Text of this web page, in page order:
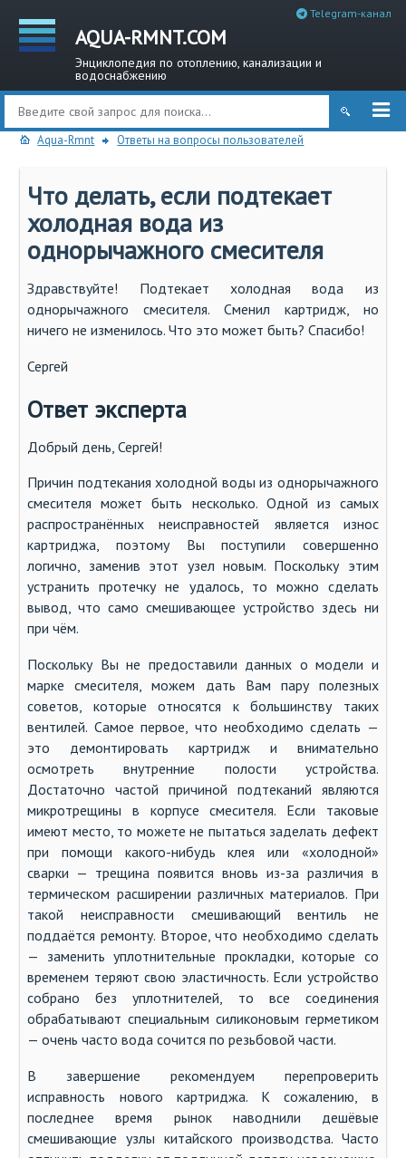
AQUA-RMNT.COM
Энциклопедия по отоплению, канализации и
водоснабжению
Telegram-канал
Aqua-Rmnt Ответы на вопросы пользователей
Что делать, если подтекает
холодная вода из
однорычажного смесителя
Здравствуйте! Подтекает холодная вода из
однорычажного смесителя. Сменил картридж, но
ничего не изменилось. Что это может быть? Спасибо!
Сергей
Ответ эксперта
Добрый день, Сергей!
Причин подтекания холодной воды из однорычажного
смесителя может быть несколько. Одной из самых
распространённых неисправностей является износ
картриджа, поэтому Вы поступили совершенно
логично, заменив этот узел новым. Поскольку этим
устранить протечку не удалось, то можно сделать
вывод, что само смешивающее устройство здесь ни
при чём.
Поскольку Вы не предоставили данных о модели и
марке смесителя, можем дать Вам пару полезных
советов, которые относятся к большинству таких
вентилей. Самое первое, что необходимо сделать —
это демонтировать картридж и внимательно
осмотреть внутренние полости устройства.
Достаточно частой причиной подтеканий являются
микротрещины в корпусе смесителя. Если таковые
имеют место, то можете не пытаться заделать дефект
при помощи какого-нибудь клея или «холодной»
сварки — трещина появится вновь из-за различия в
термическом расширении различных материалов. При
такой неисправности смешивающий вентиль не
поддаётся ремонту. Второе, что необходимо сделать
— заменить уплотнительные прокладки, которые со
временем теряют свою эластичность. Если устройство
собрано без уплотнителей, то все соединения
обрабатывают специальным силиконовым герметиком
— очень часто вода сочится по резьбовой части.
В завершение рекомендуем перепроверить
исправность нового картриджа. К сожалению, в
последнее время рынок наводнили дешёвые
смешивающие узлы китайского производства. Часто